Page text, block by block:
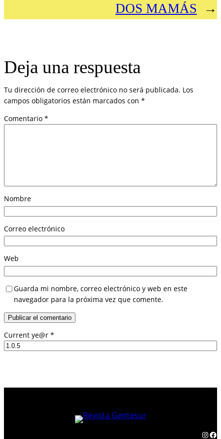
DOS MAMÁS
→
Deja una respuesta
Tu dirección de correo electrónico no será publicada. Los
campos obligatorios están marcados con *
Comentario *
Nombre
Correo electrónico
Web
Guarda mi nombre, correo electrónico y web en este
navegador para la próxima vez que comente.
Current ye@r *
InstagramFacebook